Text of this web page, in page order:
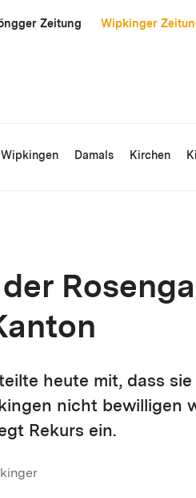
Zeitung Wipkinger
Damals Kirchen
heute mit, dass sie
nicht bewilligen
Rekurs ein.